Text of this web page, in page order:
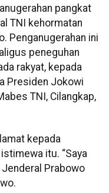
pangkat
TNI kehormatan
Penganugerahan ini
peneguhan
rakyat, kepada
Presiden Jokowi
TNI, Cilangkap,
kepada
itu. “Saya
Prabowo